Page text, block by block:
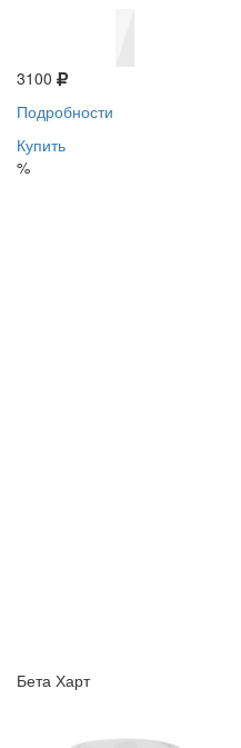
3100
Подробности
Купить
%
Бета Харт